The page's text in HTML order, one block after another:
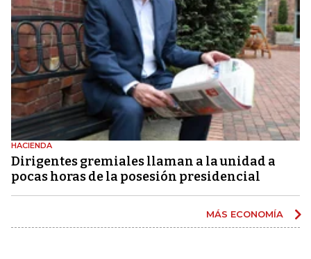
HACIENDA
Dirigentes gremiales llaman a la unidad a
pocas horas de la posesión presidencial
MÁS ECONOMÍA